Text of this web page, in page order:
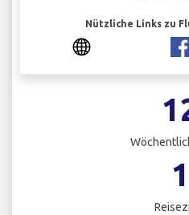
Nützliche Links zu
1